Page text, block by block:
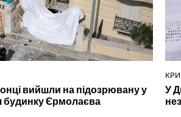
вийшли на підозрювану у
будинку Єрмолаєва
У
У